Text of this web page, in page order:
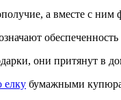
а вместе с ним
они притянут в
елку бумажными